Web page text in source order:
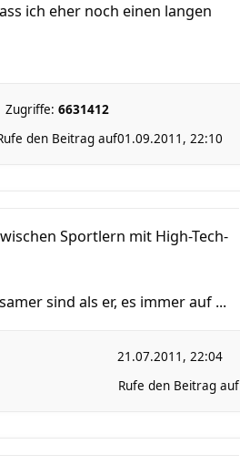
ich eher noch einen langen
Zugriffe: 6631412
01.09.2011, 22:10
den Beitrag auf
Sportlern mit High-Tech-
sind als er, es immer auf ...
21.07.2011, 22:04
Rufe den Beitrag auf